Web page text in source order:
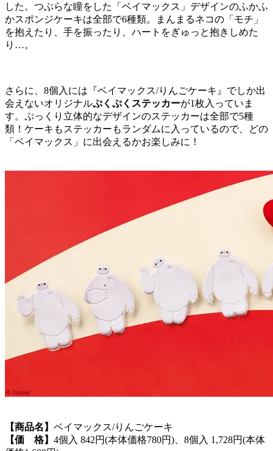
した。つぶらな瞳をした「ベイマックス」デザインのふかふ
かスポンジケーキは全部で6種類。まんまるネコの「モチ」
を抱えたり、手を振ったり、ハートをぎゅっと抱きしめた
り…。
さらに、8個入には『ベイマックス/りんごケーキ』でしか出
会えないオリジナルぷくぷくステッカーが1枚入っていま
す。ぷっくり立体的なデザインのステッカーは全部で5種
類！ケーキもステッカーもランダムに入っているので、どの
「ベイマックス」に出会えるかお楽しみに！
【商品名】 ベイマックス/りんごケーキ
【価 格】 4個入 842円(本体価格780円)、8個入 1,728円(本体